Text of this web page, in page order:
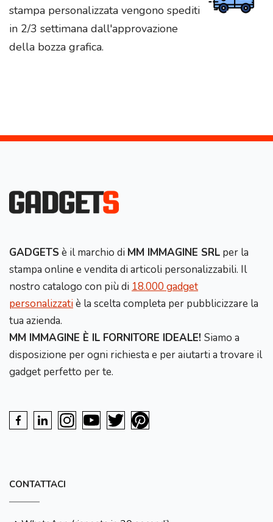
stampa personalizzata vengono spediti
in 2/3 settimana dall'approvazione
della bozza grafica.
GADGETS è il marchio di MM IMMAGINE SRL per la
stampa online e vendita di articoli personalizzabili. Il
nostro catalogo con più di 18.000 gadget
personalizzatiè la scelta completa per pubblicizzare la
tua azienda.
MM IMMAGINE È IL FORNITORE IDEALE! Siamo a
disposizione per ogni richiesta e per aiutarti a trovare il
gadget perfetto per te.
CONTATTACI